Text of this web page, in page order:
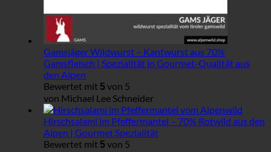
Gamsjäger Wildwurst – Kantwurst aus 70%
Gamsfleisch | Spezialität in Gourmet-Qualität aus
den Alpen
Bewertet mit 5 von 5
von Michael Lee Schneider
Hirschsalami im Pfeffermantel – 70% Rotwild aus den
Alpen | Gourmet Spezialität
Bewertet mit 5 von 5